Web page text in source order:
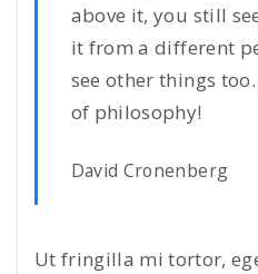
above it, you still
it from a different
see other things
of philosophy!
David Cronenberg
Ut fringilla mi tortor,